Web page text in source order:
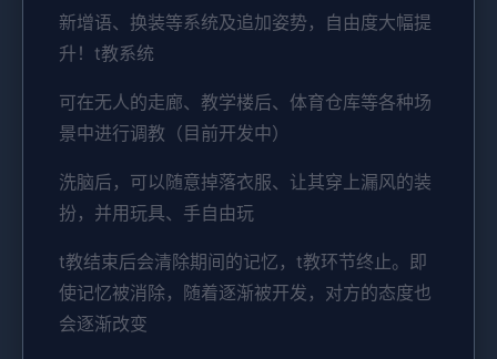
新增语、换装等系统及追加姿势，自由度大幅提
升！t教系统
可在无人的走廊、教学楼后、体育仓库等各种场
景中进行调教（目前开发中）
洗脑后，可以随意掉落衣服、让其穿上漏风的装
扮，并用玩具、手自由玩
t教结束后会清除期间的记忆，t教环节终止。即
使记忆被消除，随着逐渐被开发，对方的态度也
会逐渐改变